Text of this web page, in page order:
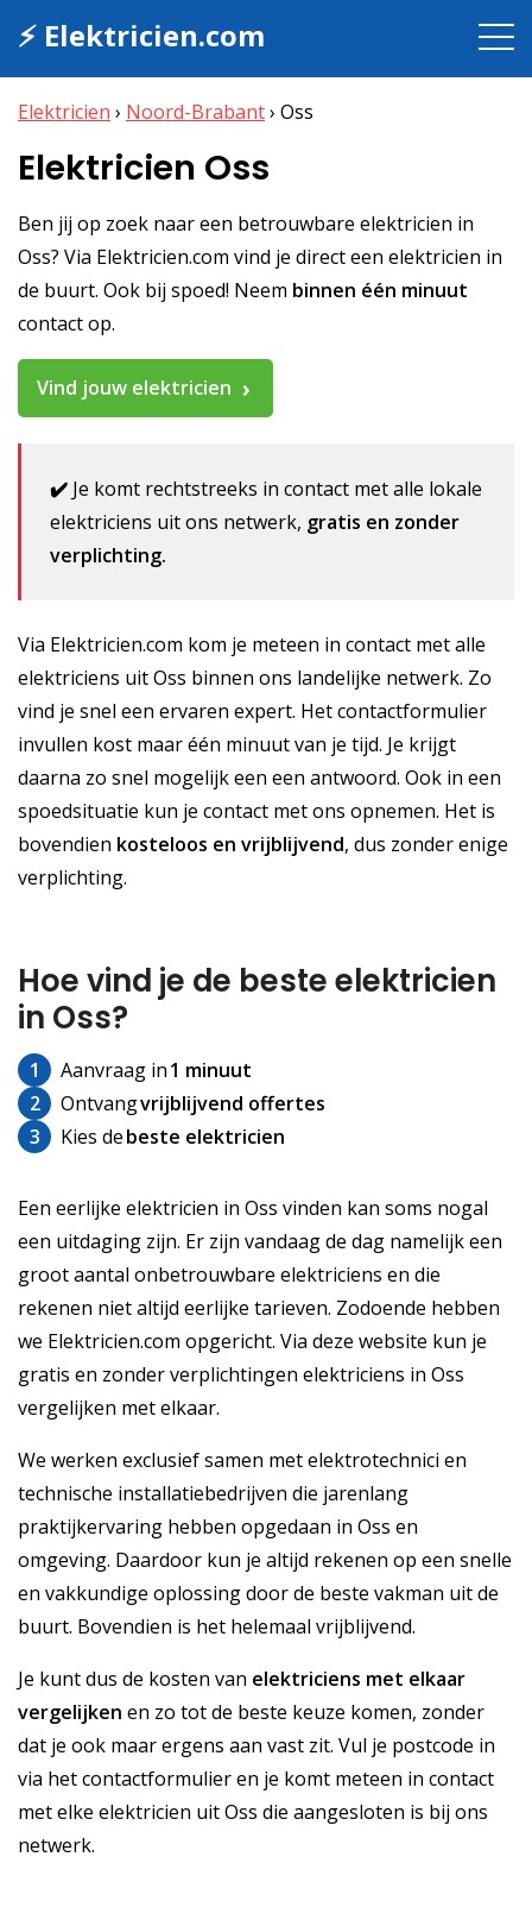
⚡ Elektricien.com
Elektricien › Noord-Brabant› Oss
Elektricien Oss
Ben jij op zoek naar een betrouwbare elektricien in
Oss? Via Elektricien.com vind je direct een elektricien in
de buurt. Ook bij spoed! Neem binnen één minuut
contact op.
Vind jouw elektricien
✔️ Je komt rechtstreeks in contact met alle lokale
elektriciens uit ons netwerk, gratis en zonder
verplichting.
Via Elektricien.com kom je meteen in contact met alle
elektriciens uit Oss binnen ons landelijke netwerk. Zo
vind je snel een ervaren expert. Het contactformulier
invullen kost maar één minuut van je tijd. Je krijgt
daarna zo snel mogelijk een een antwoord. Ook in een
spoedsituatie kun je contact met ons opnemen. Het is
bovendien kosteloos en vrijblijvend, dus zonder enige
verplichting.
Hoe vind je de beste elektricien
in Oss?
1 Aanvraag in1 minuut
2
Ontvangvrijblijvend offertes
3
Kies debeste elektricien
Een eerlijke elektricien in Oss vinden kan soms nogal
een uitdaging zijn. Er zijn vandaag de dag namelijk een
groot aantal onbetrouwbare elektriciens en die
rekenen niet altijd eerlijke tarieven. Zodoende hebben
we Elektricien.com opgericht. Via deze website kun je
gratis en zonder verplichtingen elektriciens in Oss
vergelijken met elkaar.
We werken exclusief samen met elektrotechnici en
technische installatiebedrijven die jarenlang
praktijkervaring hebben opgedaan in Oss en
omgeving. Daardoor kun je altijd rekenen op een snelle
en vakkundige oplossing door de beste vakman uit de
buurt. Bovendien is het helemaal vrijblijvend.
Je kunt dus de kosten van elektriciens met elkaar
vergelijken en zo tot de beste keuze komen, zonder
dat je ook maar ergens aan vast zit. Vul je postcode in
via het contactformulier en je komt meteen in contact
met elke elektricien uit Oss die aangesloten is bij ons
netwerk.